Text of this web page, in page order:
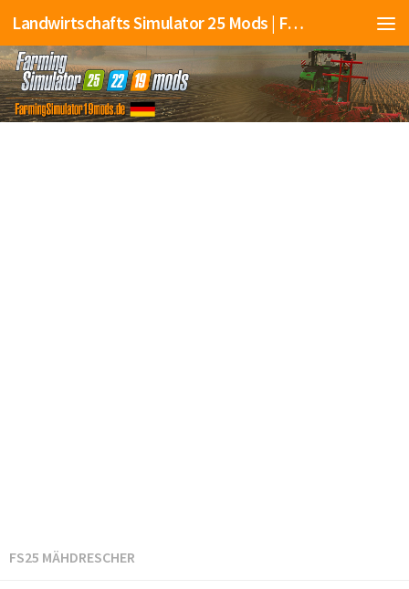
Landwirtschafts Simulator 25 Mods | Farming Simulator 25 Mods | FS25 Mods
FS25 MÄHDRESCHER